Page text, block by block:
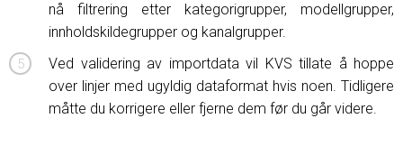
nå filtrering etter kategorigrupper, modellgrupper,
innholdskildegrupper og kanalgrupper.
Ved validering av importdata vil KVS tillate å hoppe
over linjer med ugyldig dataformat hvis noen. Tidligere
måtte du korrigere eller fjerne dem før du går videre.